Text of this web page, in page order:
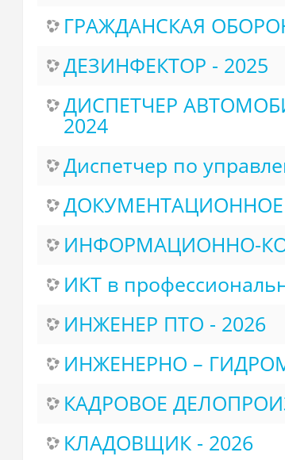
ГРАЖДАНСКАЯ
ДЕЗИНФЕКТОР - 2025
ДИСПЕТЧЕР
2024
ДОКУМЕНТАЦИОННОЕ
ИНФОРМАЦИОННО-
ИКТ в
ИНЖЕНЕР ПТО - 2026
ИНЖЕНЕРНО –
КАДРОВОЕ
КЛАДОВЩИК - 2026